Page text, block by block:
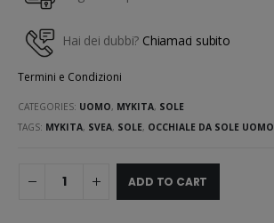
Hai dei dubbi? Chiamaci subito
Termini e Condizioni
CATEGORIES: UOMO, MYKITA, SOLE
TAGS: MYKITA, SVEA, SOLE, OCCHIALE DA SOLE UOMO
ADD TO CART